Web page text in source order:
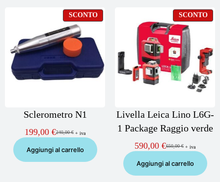
SCONTOPRODOTTO
IN
Sclerometro N1
240,00€
Il
originale
199,00 €
Il
attuale
+ iva
Aggiungi al carrello
SCONTO
IN
Livella Leica Lino L6G-
1 Package Raggio verde
650,00€
Il
originale
590,00 €
Il
attuale
+ iva
Aggiungi al carrello